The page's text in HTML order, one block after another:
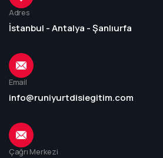
Adres
İstanbul - Antalya - Şanlıurfa
Email
info@runiyurtdisiegitim.com
Çağrı Merkezi